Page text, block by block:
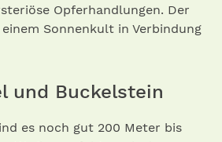
Opferhandlungen. Der
Sonnenkult in Verbindung
und Buckelstein
es noch gut 200 Meter bis